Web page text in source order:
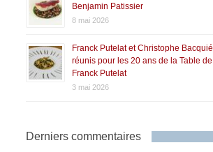
Benjamin Patissier
8 mai 2026
Franck Putelat et Christophe Bacquié
réunis pour les 20 ans de la Table de
Franck Putelat
3 mai 2026
Derniers commentaires